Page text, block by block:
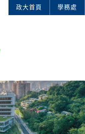
政大首頁 學務處